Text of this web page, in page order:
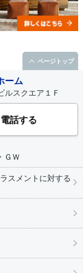
ーム
スクエア１Ｆ
電話する
ＧＷ
スメントに対する
ページトップ